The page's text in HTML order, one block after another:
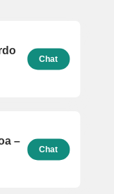
Chat
–
Chat